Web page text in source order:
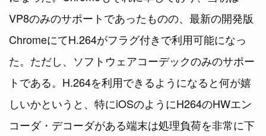
VP8のみのサポートであったものの、最新の開発版
ChromeにてH.264がフラグ付きで利用可能になっ
た。ただし、ソフトウェアコーデックのみのサポー
トである。H.264を利用できるようになると何が嬉
しいかというと、特にiOSのようにH264のHWエン
コーダ・デコーダがある端末は処理負荷を非常に下